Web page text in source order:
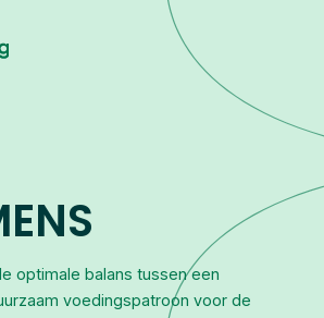
optimale balans tussen een
voedingspatroon voor de